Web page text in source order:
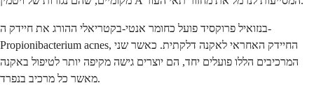
בנזואיל פרוקסיד פועל כחומר אנטי-בקטריאלי ההורג את חיידק ה-
Propionibacterium acnes, החיידק האחראי לאקנה דלקתית. כאשר שני
המרכיבים הללו פועלים יחד, הם יוצרים גישה מקיפה יותר לטיפול באקנה
מאשר כל מרכיב בנפרד.